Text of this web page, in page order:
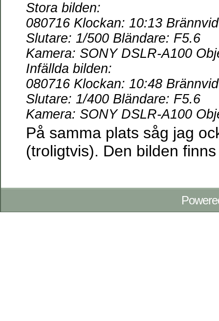
Stora bilden:
080716 Klockan: 10:13
Slutare: 1/500 Bländare: F5.6
Kamera: SONY DSLR-A100
Infällda bilden:
080716 Klockan: 10:48
Slutare: 1/400 Bländare: F5.6
Kamera: SONY DSLR-A100
På samma plats såg jag
(troligtvis). Den bilden